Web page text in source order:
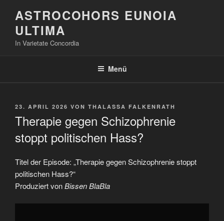
Inhalt
springen
ASTROCOHORS EUNOIA
ULTIMA
In Varietate Concordia
Menü
VERÖFFENTLICHT
23. APRIL 2026 VON THALASSA FALKENRATH
Therapie gegen Schizophrenie
stoppt politischen Hass?
Titel der Episode: „Therapie gegen Schizophrenie stoppt
politischen Hass?“
Produziert vonBissen BlaBla
„Therapie